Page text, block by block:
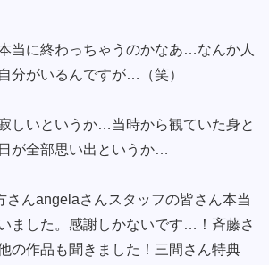
当に終わっちゃうのかなあ…なんか人
分がいるんですが…（笑）
しいというか…当時から観ていた身と
が全部思い出というか…
さんangelaさんスタッフの皆さん本当
ました。感謝しかないです…！斉藤さ
の作品も聞きました！三間さん特典